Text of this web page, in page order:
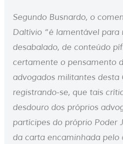
Segundo Busnardo, o
Daltívio “é lamentável para
desabalado, de conteúdo
certamente o pensamento
advogados militantes desta
registrando-se, que tais
desdouro dos próprios
partícipes do próprio Poder
da carta encaminhada pelo